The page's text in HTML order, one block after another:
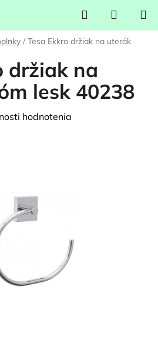
Hľadať
KOŠÍK
/ Tesa Ekkro držiak na uterák
držiak na
lesk 40238
hodnotenia